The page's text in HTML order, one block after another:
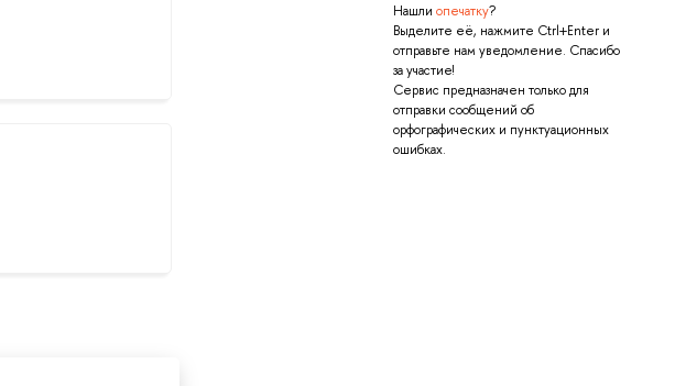
Нашли опечатку?
Выделите её, нажмите Ctrl+Enter и
отправьте нам уведомление. Спасибо
за участие!
Сервис предназначен только для
отправки сообщений об
орфографических и пунктуационных
ошибках.